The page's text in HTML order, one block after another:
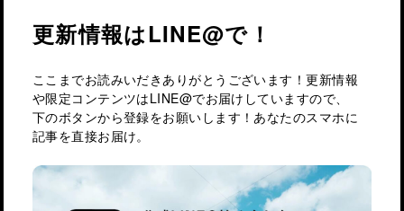
更新情報はLINE@で！
ここまでお読みいだきありがとうございます！更新情報
や限定コンテンツはLINE@でお届けしていますので、
下のボタンから登録をお願いします！あなたのスマホに
記事を直接お届け。